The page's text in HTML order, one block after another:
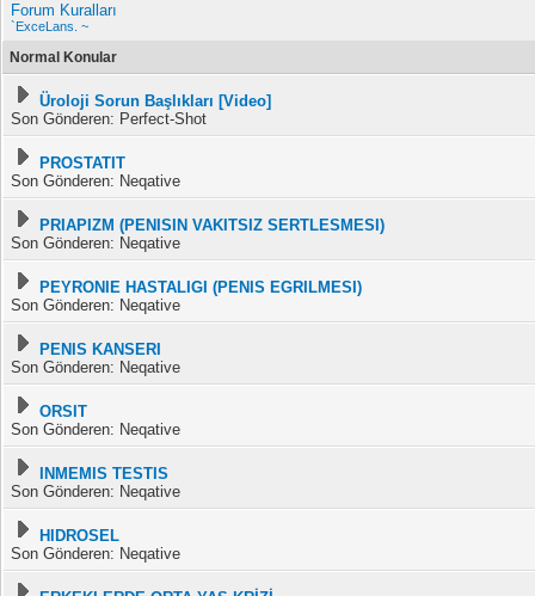
Forum Kuralları
`ExceLans. ~
Normal Konular
Üroloji Sorun Başlıkları [Video]
Son Gönderen: Perfect-Shot
PROSTATIT
Son Gönderen: Neqative
PRIAPIZM (PENISIN VAKITSIZ SERTLESMESI)
Son Gönderen: Neqative
PEYRONIE HASTALIGI (PENIS EGRILMESI)
Son Gönderen: Neqative
PENIS KANSERI
Son Gönderen: Neqative
ORSIT
Son Gönderen: Neqative
INMEMIS TESTIS
Son Gönderen: Neqative
HIDROSEL
Son Gönderen: Neqative